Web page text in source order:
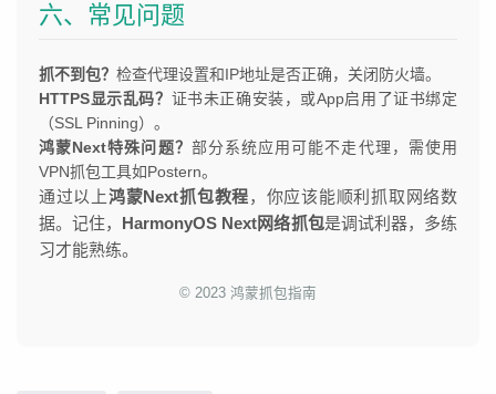
六、常见问题
抓不到包？ 检查代理设置和IP地址是否正确，关闭防火墙。
HTTPS显示乱码？ 证书未正确安装，或App启用了证书绑定
（SSL Pinning）。
鸿蒙Next特殊问题？ 部分系统应用可能不走代理，需使用
VPN抓包工具如Postern。
通过以上鸿蒙Next抓包教程，你应该能顺利抓取网络数
据。记住， HarmonyOS Next网络抓包是调试利器，多练
习才能熟练。
© 2023 鸿蒙抓包指南